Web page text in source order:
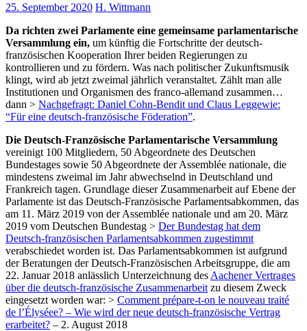
25. September 2020 H. Wittmann
Da richten zwei Parlamente eine gemeinsame parlamentarische
Versammlung ein, um künftig die Fortschritte der deutsch-
französischen Kooperation Ihrer beiden Regierungen zu
kontrollieren und zu fördern. Was nach politischer Zukunftsmusik
klingt, wird ab jetzt zweimal jährlich veranstaltet. Zählt man alle
Institutionen und Organismen des franco-allemand zusammen…
dann > Nachgefragt: Daniel Cohn-Bendit und Claus Leggewie:
“Für eine deutsch-französische Föderation”.
Die Deutsch-Französische Parlamentarische Versammlung
vereinigt 100 Mitgliedern, 50 Abgeordnete des Deutschen
Bundestages sowie 50 Abgeordnete der Assemblée nationale, die
mindestens zweimal im Jahr abwechselnd in Deutschland und
Frankreich tagen. Grundlage dieser Zusammenarbeit auf Ebene der
Parlamente ist das Deutsch-Französische Parlaments­abkommen, das
am 11. März 2019 von der Assemblée nationale und am 20. März
2019 vom Deutschen Bundestag > Der Bundestag hat dem
Deutsch-französischen Parlamentsabkommen zugestimmt
verabschiedet worden ist. Das Parlamentsabkommen ist aufgrund
der Beratungen der Deutsch-Französischen Arbeitsgruppe, die am
22. Januar 2018 anlässlich Unterzeichnung des Aachener Vertrages
über die deutsch-französische Zusammenarbeit zu diesem Zweck
eingesetzt worden war: > Comment prépare-t-on le nouveau traité
de l’Élyséee? – Wie wird der neue deutsch-französische Vertrag
erarbeitet? – 2. August 2018